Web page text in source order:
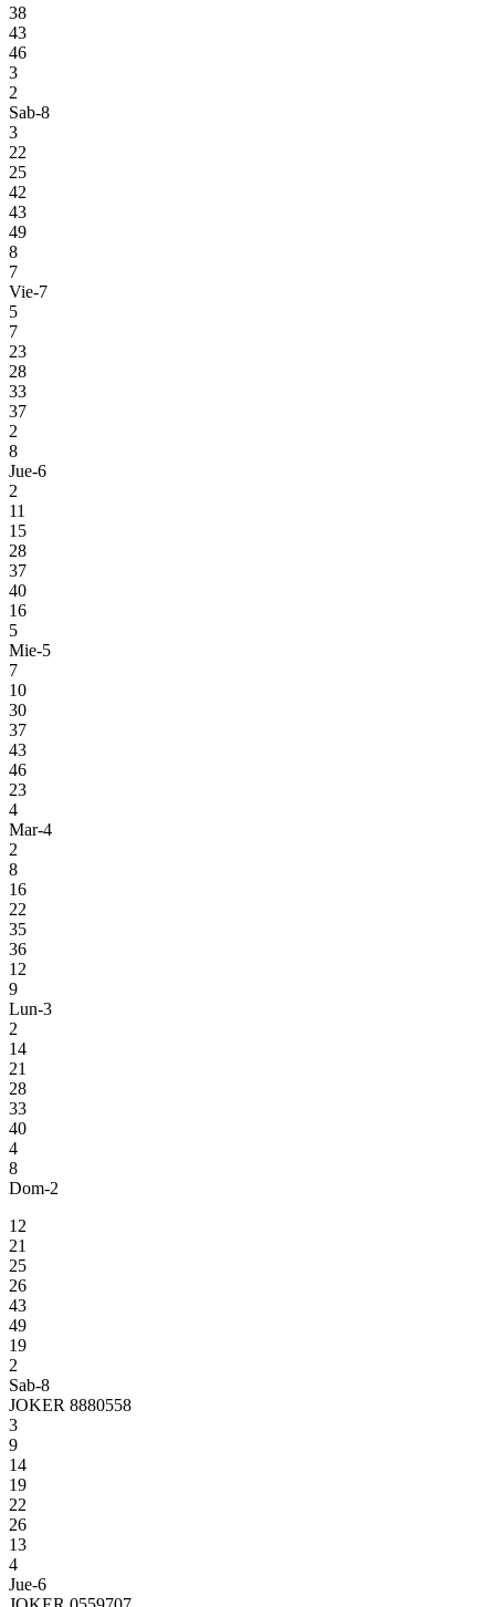
38
43
46
3
2
Sab-8
3
22
25
42
43
49
8
7
Vie-7
5
7
23
28
33
37
2
8
Jue-6
2
11
15
28
37
40
16
5
Mie-5
7
10
30
37
43
46
23
4
Mar-4
2
8
16
22
35
36
12
9
Lun-3
2
14
21
28
33
40
4
8
Dom-2
12
21
25
26
43
49
19
2
Sab-8
JOKER 8880558
3
9
14
19
22
26
13
4
Jue-6